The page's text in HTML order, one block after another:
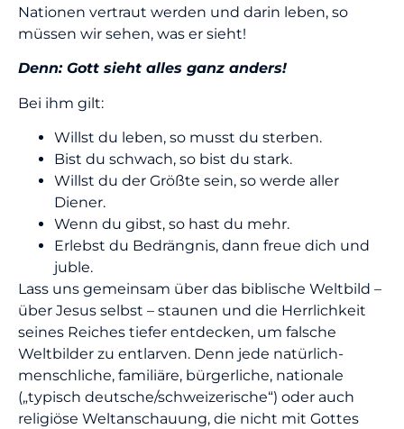
Nationen vertraut werden und darin leben, so
müssen wir sehen, was er sieht!
Denn: Gott sieht alles ganz anders!
Bei ihm gilt:
Willst du leben, so musst du sterben.
Bist du schwach, so bist du stark.
Willst du der Größte sein, so werde aller
Diener.
Wenn du gibst, so hast du mehr.
Erlebst du Bedrängnis, dann freue dich und
juble.
Lass uns gemeinsam über das biblische Weltbild –
über Jesus selbst – staunen und die Herrlichkeit
seines Reiches tiefer entdecken, um falsche
Weltbilder zu entlarven. Denn jede natürlich-
menschliche, familiäre, bürgerliche, nationale
(„typisch deutsche/schweizerische“) oder auch
religiöse Weltanschauung, die nicht mit Gottes